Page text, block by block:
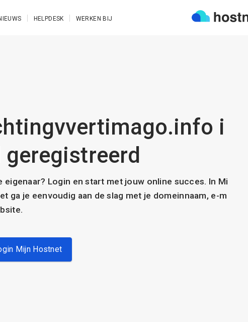
HELPDESK WERKEN BIJ
i
geregistreerd
eigenaar? Login en start met jouw online succes. In Mi
ga je eenvoudig aan de slag met je domeinnaam, e-m
Mijn Hostnet